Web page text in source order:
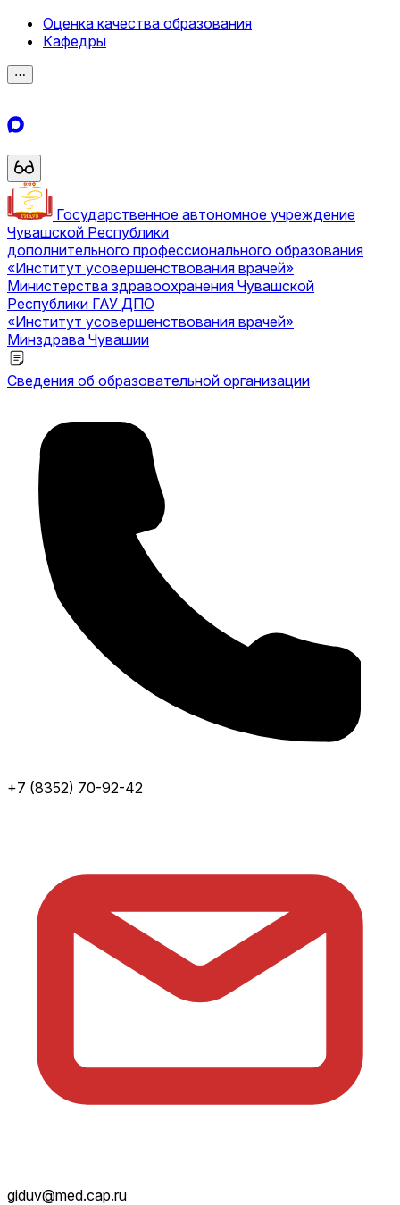
Оценка качества образования
Кафедры
⋯
Государственное автономное учреждение
Чувашской Республики
дополнительного профессионального образования
«Институт усовершенствования врачей»
Министерства здравоохранения Чувашской
Республики ГАУ ДПО
«Институт усовершенствования врачей»
Минздрава Чувашии
Сведения об образовательной организации
+7 (8352) 70-92-42
giduv@med.cap.ru